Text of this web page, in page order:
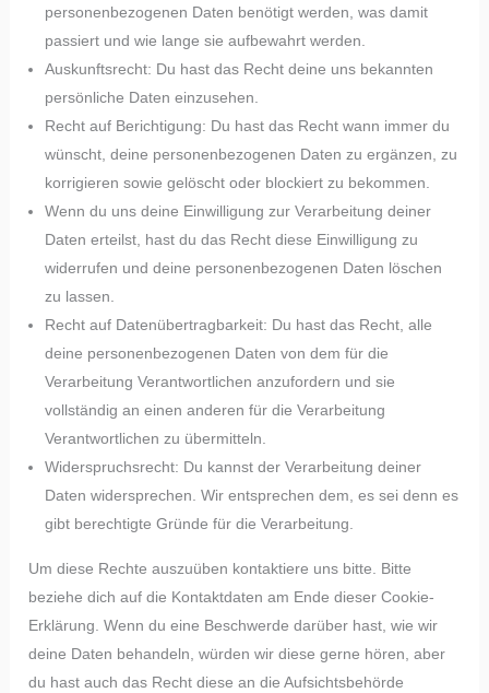
personenbezogenen Daten benötigt werden, was damit
passiert und wie lange sie aufbewahrt werden.
Auskunftsrecht: Du hast das Recht deine uns bekannten
persönliche Daten einzusehen.
Recht auf Berichtigung: Du hast das Recht wann immer du
wünscht, deine personenbezogenen Daten zu ergänzen, zu
korrigieren sowie gelöscht oder blockiert zu bekommen.
Wenn du uns deine Einwilligung zur Verarbeitung deiner
Daten erteilst, hast du das Recht diese Einwilligung zu
widerrufen und deine personenbezogenen Daten löschen
zu lassen.
Recht auf Datenübertragbarkeit: Du hast das Recht, alle
deine personenbezogenen Daten von dem für die
Verarbeitung Verantwortlichen anzufordern und sie
vollständig an einen anderen für die Verarbeitung
Verantwortlichen zu übermitteln.
Widerspruchsrecht: Du kannst der Verarbeitung deiner
Daten widersprechen. Wir entsprechen dem, es sei denn es
gibt berechtigte Gründe für die Verarbeitung.
Um diese Rechte auszuüben kontaktiere uns bitte. Bitte
beziehe dich auf die Kontaktdaten am Ende dieser Cookie-
Erklärung. Wenn du eine Beschwerde darüber hast, wie wir
deine Daten behandeln, würden wir diese gerne hören, aber
du hast auch das Recht diese an die Aufsichtsbehörde